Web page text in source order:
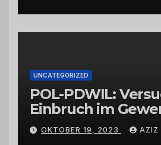
UNCATEGORIZED
POL-PDWIL:
Einbruch im
Wittlich
OKTOBER 19, 2023 AZIZ